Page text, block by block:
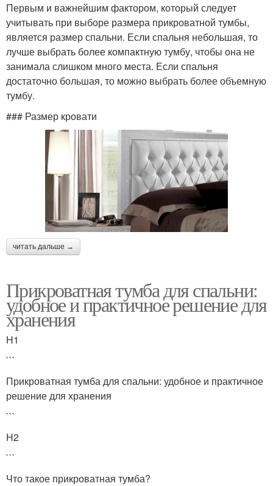
Первым и важнейшим фактором, который следует
учитывать при выборе размера прикроватной тумбы,
является размер спальни. Если спальня небольшая, то
лучше выбрать более компактную тумбу, чтобы она не
занимала слишком много места. Если спальня
достаточно большая, то можно выбрать более объемную
тумбу.
### Размер кровати
читать дальше →
Прикроватная тумба для спальни:
удобное и практичное решение для
хранения
H1
```
Прикроватная тумба для спальни: удобное и практичное
решение для хранения
```
H2
```
Что такое прикроватная тумба?